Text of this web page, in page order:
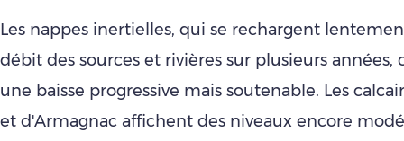
Les nappes inertielles, qui se rechargent
débit des sources et rivières sur plusieurs années,
une baisse progressive mais soutenable. Les
et d'Armagnac affichent des niveaux encore